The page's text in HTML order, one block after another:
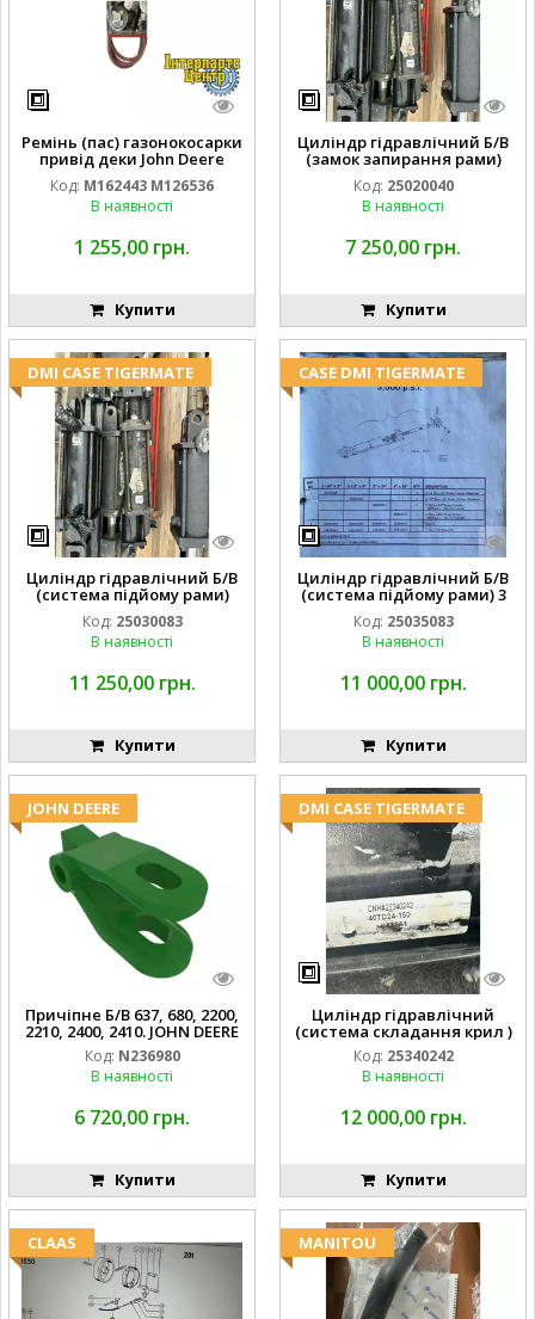
Ремінь (пас) газонокосарки
привід деки John Deere
M162443 M126536
Код: M162443 M126536
В наявності
1 255,00 грн.
Купити
Циліндр гідравлічний Б/В
(замок запирання рами)
2''X4'' 25320040
Код: 25020040
В наявності
7 250,00 грн.
Купити
DMI CASE TIGERMATE
Циліндр гідравлічний Б/В
(система підйому рами)
3X8 87423768
Код: 25030083
В наявності
11 250,00 грн.
Купити
CASE DMI TIGERMATE
Циліндр гідравлічний Б/В
(система підйому рами) 3
1/2 84255910
Код: 25035083
В наявності
11 000,00 грн.
Купити
JOHN DEERE
Причіпне Б/В 637, 680, 2200,
2210, 2400, 2410. JOHN DEERE
Код: N236980
В наявності
6 720,00 грн.
Купити
DMI CASE TIGERMATE
Циліндр гідравлічний
(система складання крил )
Код: 25340242
В наявності
12 000,00 грн.
Купити
CLAAS MANITOU